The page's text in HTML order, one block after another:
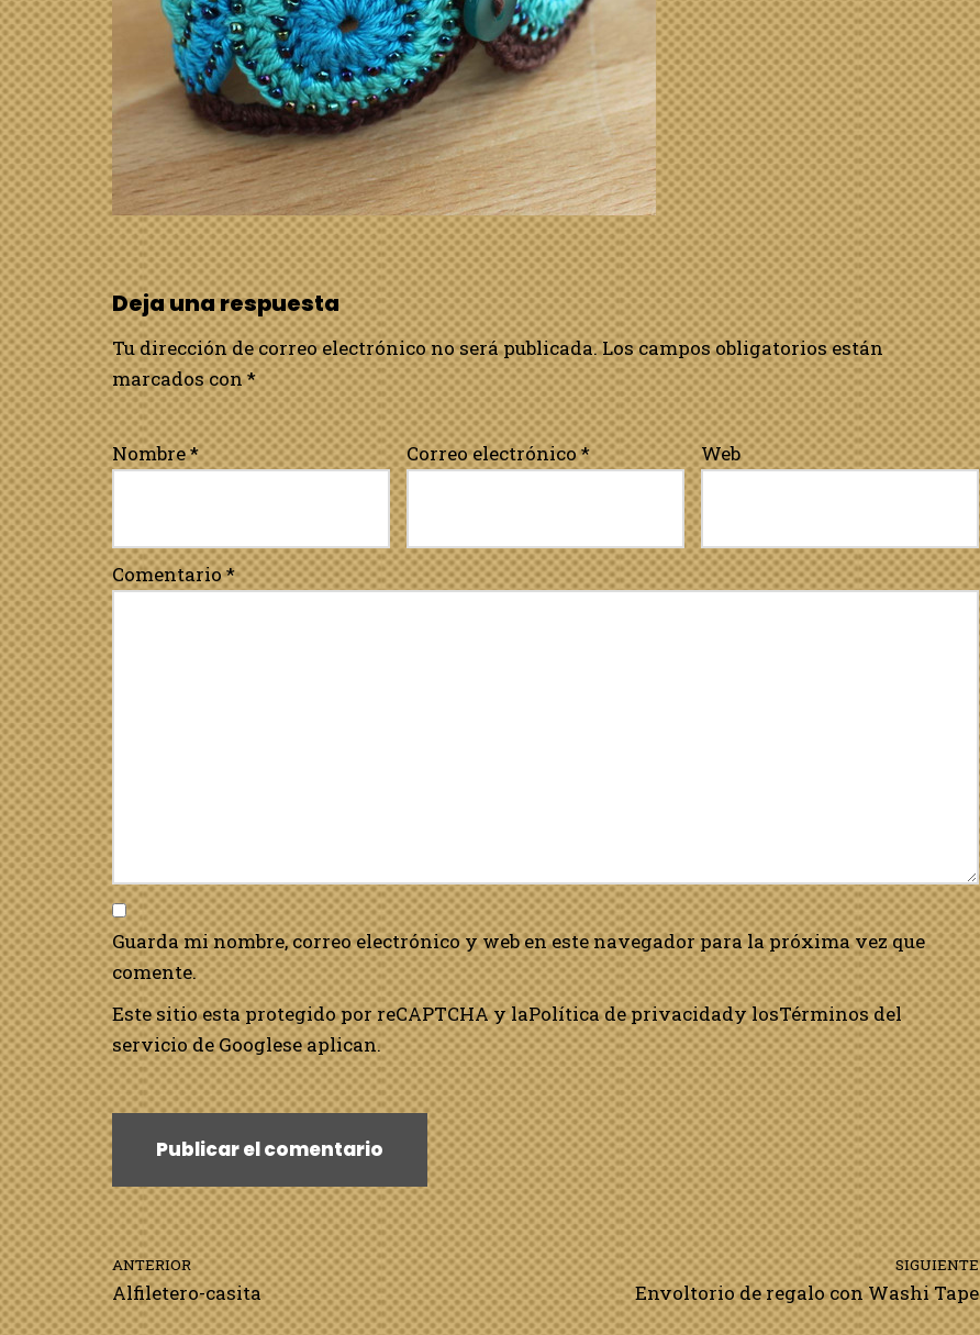
Deja una respuesta
Tu dirección de correo electrónico no será publicada. Los campos obligatorios están
marcados con*
Nombre* Correo electrónico* Web
Comentario*
Guarda mi nombre, correo electrónico y web en este navegador para la próxima vez que
comente.
Este sitio esta protegido por reCAPTCHA y laPolítica de privacidady losTérminos del
servicio de Googlese aplican.
ANTERIOR
Alfiletero-casita
SIGUIENTE
Envoltorio de regalo con Washi Tape